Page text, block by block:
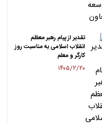
تقدیر از پیام رهبر معظم
انقلاب اسلامی به مناسبت روز
کارگر و معلم
۱۴۰۵/۲/۲۰